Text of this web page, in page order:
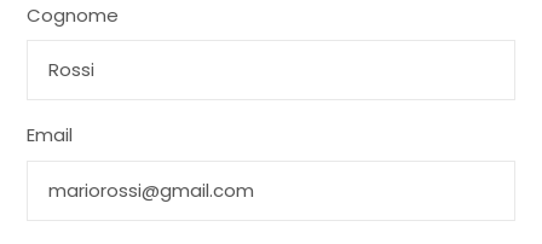
Cognome
Email